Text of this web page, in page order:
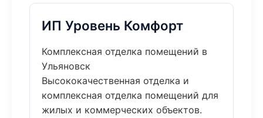
ИП Уровень Комфорт
Комплексная отделка помещений в
Ульяновск
Высококачественная отделка и
комплексная отделка помещений для
жилых и коммерческих объектов.